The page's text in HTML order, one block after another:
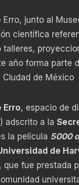
Erro, junto al
científica
año forma parte
de México
Erro, espacio de
adscrito a la
la película 5000
de
, que fue prestada